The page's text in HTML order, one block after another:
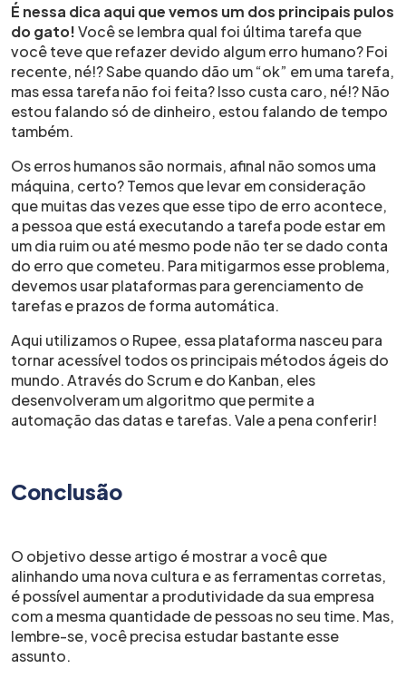
É nessa dica aqui que vemos um dos principais pulos
do gato!Você se lembra qual foi última tarefa que
você teve que refazer devido algum erro humano? Foi
recente, né!? Sabe quando dão um “ok” em uma tarefa,
mas essa tarefa não foi feita? Isso custa caro, né!? Não
estou falando só de dinheiro, estou falando de tempo
também.
Os erros humanos são normais, afinal não somos uma
máquina, certo? Temos que levar em consideração
que muitas das vezes que esse tipo de erro acontece,
a pessoa que está executando a tarefa pode estar em
um dia ruim ou até mesmo pode não ter se dado conta
do erro que cometeu. Para mitigarmos esse problema,
devemos usar plataformas para gerenciamento de
tarefas e prazos de forma automática.
Aqui utilizamos o Rupee, essa plataforma nasceu para
tornar acessível todos os principais métodos ágeis do
mundo. Através do Scrum e do Kanban, eles
desenvolveram um algoritmo que permite a
automação das datas e tarefas. Vale a pena conferir!
Conclusão
O objetivo desse artigo é mostrar a você que
alinhando uma nova cultura e as ferramentas corretas,
é possível aumentar a produtividade da sua empresa
com a mesma quantidade de pessoas no seu time. Mas,
lembre-se, você precisa estudar bastante esse
assunto.